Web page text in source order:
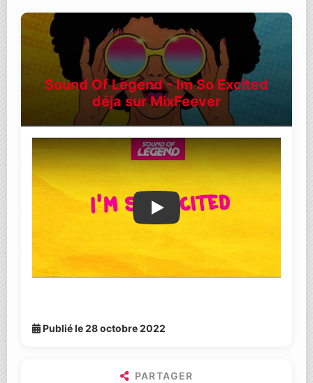
Sound Of Legend - Im So Excited
déja sur MixFeever
Lire la vidéo YouTube
Publié le 28 octobre 2022
PARTAGER